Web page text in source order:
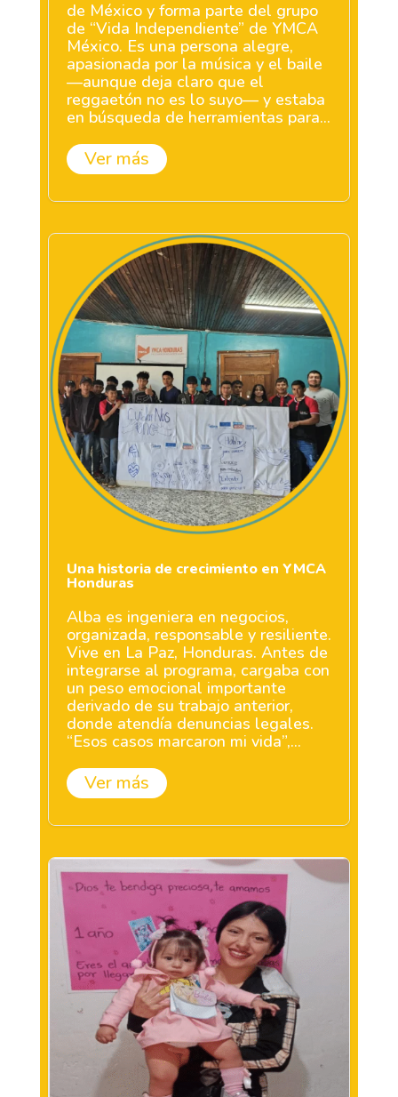
de México y forma parte del grupo
de “Vida Independiente” de YMCA
México. Es una persona alegre,
apasionada por la música y el baile
—aunque deja claro que el
reggaetón no es lo suyo— y estaba
en búsqueda de herramientas para...
Ver más
Una historia de crecimiento en YMCA
Honduras
Alba es ingeniera en negocios,
organizada, responsable y resiliente.
Vive en La Paz, Honduras. Antes de
integrarse al programa, cargaba con
un peso emocional importante
derivado de su trabajo anterior,
donde atendía denuncias legales.
“Esos casos marcaron mi vida”,...
Ver más